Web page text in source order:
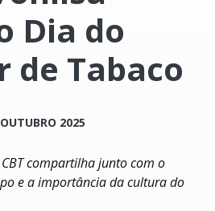
Dia do
de Tabaco
2025
compartilha junto com o
e a importância da cultura do